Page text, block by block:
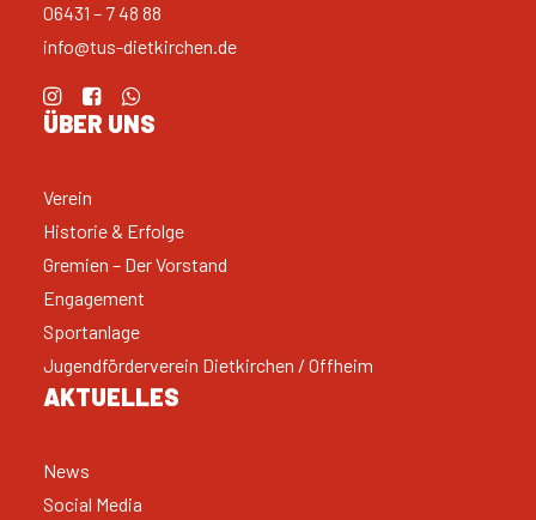
06431 – 7 48 88
info@tus-dietkirchen.de
ÜBER UNS
Verein
Historie & Erfolge
Gremien – Der Vorstand
Engagement
Sportanlage
Jugendförderverein Dietkirchen / Offheim
AKTUELLES
News
Social Media